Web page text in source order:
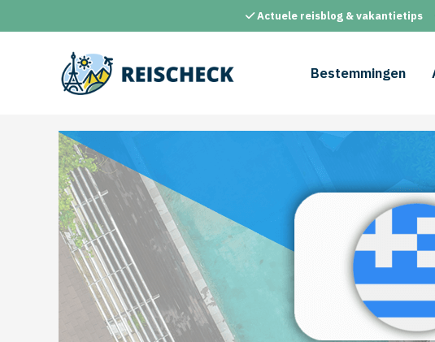
naar
Actuele reisblog & vakantietips
Bestemmingen